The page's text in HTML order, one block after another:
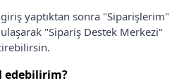
yaptıktan sonra "Siparişlerim"
"Sipariş Destek Merkezi"
edebilirim?